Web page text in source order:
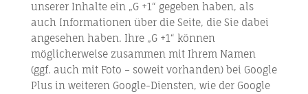
unserer Inhalte ein „G +1“ gegeben haben, als
auch Informationen über die Seite, die Sie dabei
angesehen haben. Ihre „G +1“ können
möglicherweise zusammen mit Ihrem Namen
(ggf. auch mit Foto – soweit vorhanden) bei Google
Plus in weiteren Google-Diensten, wie der Google